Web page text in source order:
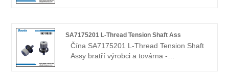
odbornost v oblasti výroby automatického
svařovacího stroje dvojitá hlava jehly je za
posledních 20 a více let honěna.
vyjednávat podnikání. Suote je
profesionální výrobce přímého řezacího
stroje. Naše odborné znalosti v oblasti
SA7175201 L-Thread Tension Shaft Ass
Čína SA7175201 L-Thread Tension Shaft
Assy bratří výrobci a továrna -